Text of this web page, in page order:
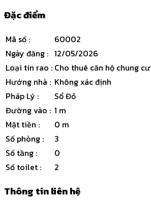
Đặc điểm
Mã số :
60002
Ngày đăng : 12/05/2026
Loại tin rao : Cho thuê căn hộ chung cư
Hướng nhà : Không xác định
Pháp Lý :
Sổ Đỏ
Đường vào : 1 m
Mặt tiền :
0 m
Số phòng :
3
Số tầng :
0
Số toilet : 2
Thông tin liên hệ